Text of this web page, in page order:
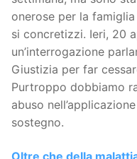
onerose per la
si concretizzi. Ieri, 20
un’interrogazione
Giustizia per far
Purtroppo dobbiamo
abuso
sostegno.
Oltre che della